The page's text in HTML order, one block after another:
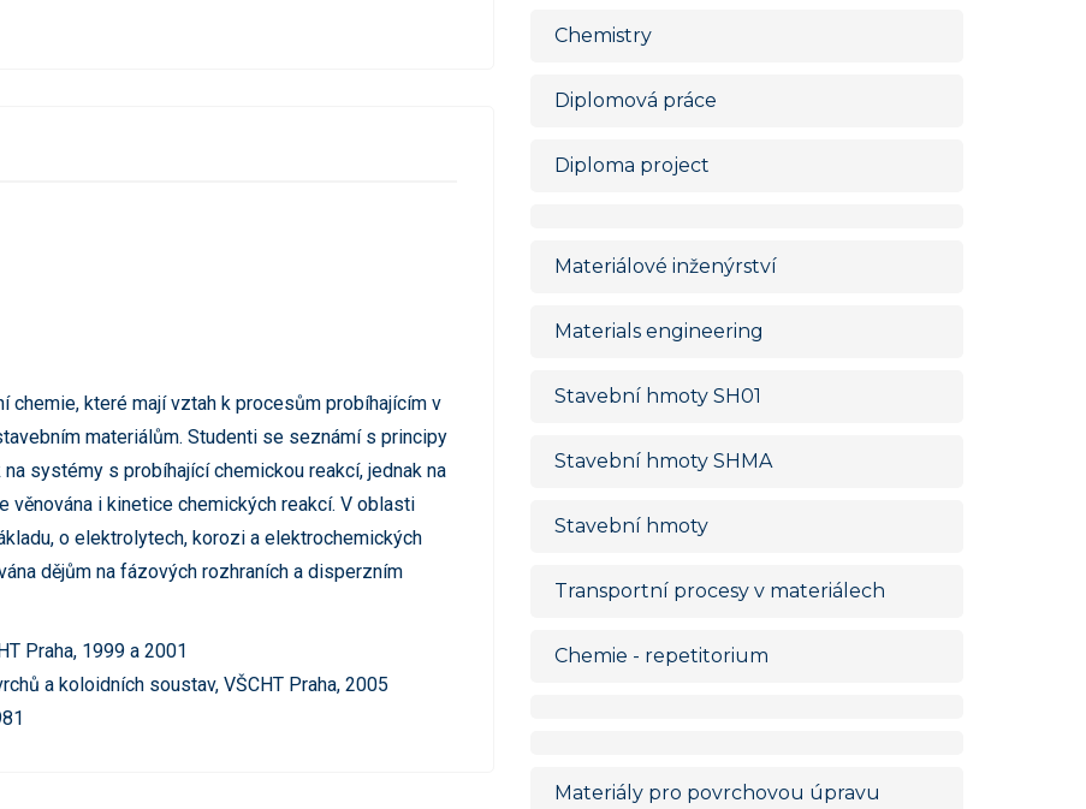
chemie, které mají vztah k procesům probíhajícím v
materiálům. Studenti se seznámí s principy
systémy s probíhající chemickou reakcí, jednak na
i kinetice chemických reakcí. V oblasti
o elektrolytech, korozi a elektrochemických
dějům na fázových rozhraních a disperzním
Praha, 1999 a 2001
a koloidních soustav, VŠCHT Praha, 2005
Chemistry
Diplomová práce
Diploma project
Materiálové inženýrství
Materials engineering
Stavební hmoty SH01
Stavební hmoty SHMA
Stavební hmoty
Transportní procesy v materiálech
Chemie - repetitorium
Materiály pro povrchovou úpravu